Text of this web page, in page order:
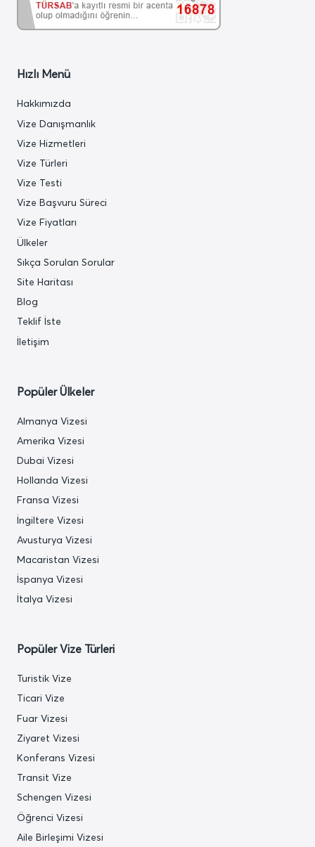
Hızlı Menü
Hakkımızda
Vize Danışmanlık
Vize Hizmetleri
Vize Türleri
Vize Testi
Vize Başvuru Süreci
Vize Fiyatları
Ülkeler
Sıkça Sorulan Sorular
Site Haritası
Blog
Teklif İste
İletişim
Popüler Ülkeler
Almanya Vizesi
Amerika Vizesi
Dubai Vizesi
Hollanda Vizesi
Fransa Vizesi
İngiltere Vizesi
Avusturya Vizesi
Macaristan Vizesi
İspanya Vizesi
İtalya Vizesi
Popüler Vize Türleri
Turistik Vize
Ticari Vize
Fuar Vizesi
Ziyaret Vizesi
Konferans Vizesi
Transit Vize
Schengen Vizesi
Öğrenci Vizesi
Aile Birleşimi Vizesi